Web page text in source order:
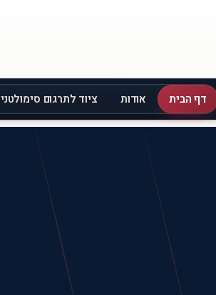
דף הבית אודות ציוד לתרגום סימולטני